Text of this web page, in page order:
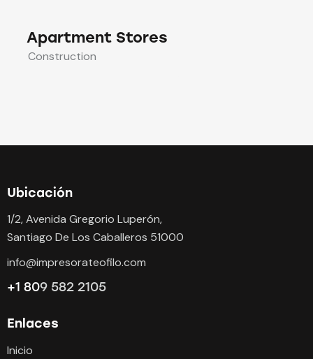
Apartment Stores
Construction
Ubicación
1/2, Avenida Gregorio Luperón,
Santiago De Los Caballeros 51000
info@impresorateofilo.com
+1 809 582 2105
Enlaces
Inicio